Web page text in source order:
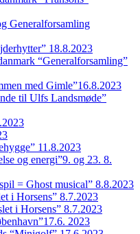
Generalforsamling
18.8.2023
“Generalforsamling”
med Gimle”16.8.2023
til Ulfs Landsmøde”
11.8.2023
og energi”9. og 23. 8.
= Ghost musical” 8.8.2023
i Horsens” 8.7.2023
i Horsens” 8.7.2023
2023